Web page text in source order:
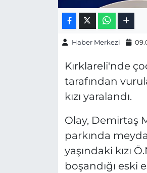
Haber Merkezi
Kırklareli'nde
tarafından
kızı yaralandı.
Olay, Demirtaş
parkında
yaşındaki kızı
boşandığı eski